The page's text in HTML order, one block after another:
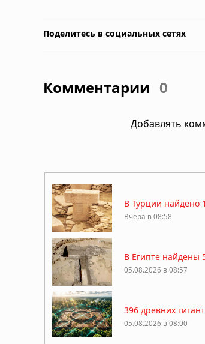
Поделитесь в социальных сетях
Комментарии 0
Добавлять
В Турции найдено
Вчера в 08:58
В Египте найдены
05.08.2026 в 08:57
396 древних
05.08.2026 в 08:00